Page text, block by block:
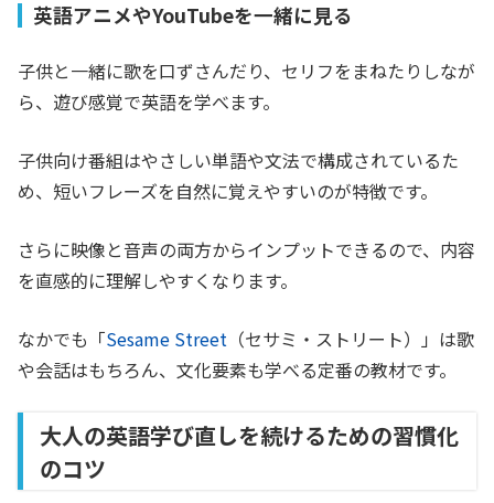
英語アニメやYouTubeを一緒に見る
子供と一緒に歌を口ずさんだり、セリフをまねたりしなが
ら、遊び感覚で英語を学べます。
子供向け番組はやさしい単語や文法で構成されているた
め、短いフレーズを自然に覚えやすいのが特徴です。
さらに映像と音声の両方からインプットできるので、内容
を直感的に理解しやすくなります。
なかでも「Sesame Street （セサミ・ストリート）」は歌
や会話はもちろん、文化要素も学べる定番の教材です。
大人の英語学び直しを続けるための習慣化
のコツ